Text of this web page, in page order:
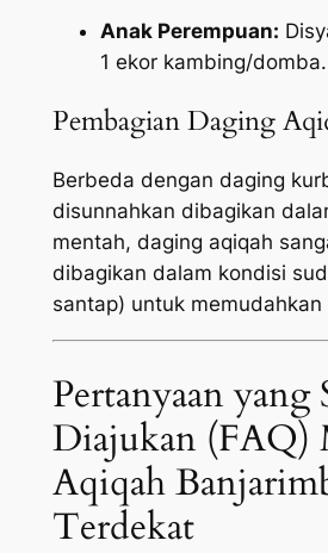
Anak Perempuan:
1 ekor kambing/domba.
Pembagian Daging
Berbeda dengan daging
disunnahkan dibagikan
mentah, daging aqiqah
dibagikan dalam kondisi
santap) untuk memudahkan
Pertanyaan yang
Diajukan (FAQ)
Aqiqah
Terdekat